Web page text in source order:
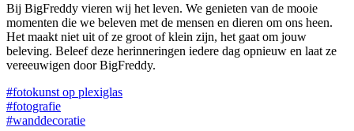
Bij BigFreddy vieren wij het leven. We genieten van de mooie
momenten die we beleven met de mensen en dieren om ons heen.
Het maakt niet uit of ze groot of klein zijn, het gaat om jouw
beleving. Beleef deze herinneringen iedere dag opnieuw en laat ze
vereeuwigen door BigFreddy.
#fotokunst op plexiglas
#fotografie
#wanddecoratie